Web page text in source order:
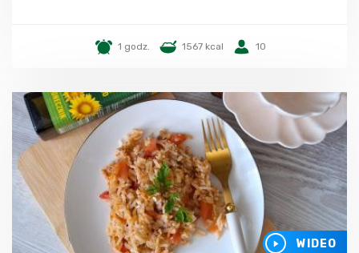
1 godz. 1567 kcal 10
WIDEO